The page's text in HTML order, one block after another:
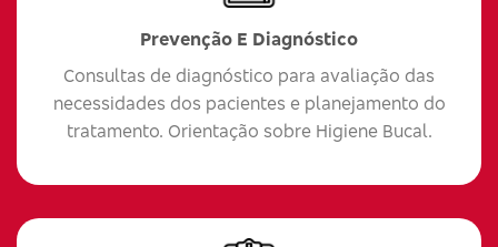
Prevenção E Diagnóstico
Consultas de diagnóstico para avaliação das
necessidades dos pacientes e planejamento do
tratamento. Orientação sobre Higiene Bucal.